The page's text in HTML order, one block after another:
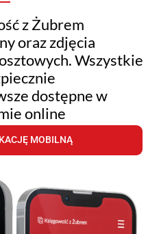
z Żubrem
oraz zdjęcia
Wszystkie
dostępne w
online
MOBILNĄ